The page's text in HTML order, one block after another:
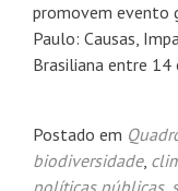
promovem evento
Paulo: Causas,
Brasiliana entre 14
Postado em
biodiversidade,
políticas públicas,